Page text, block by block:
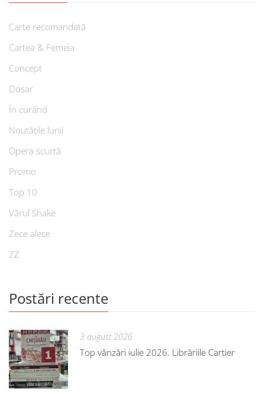
Carte recomandată
Cartea & Femeia
Concept
Dosar
În curând
Noutățile lunii
Opera scurtă
Promo
Top 10
Vărul Shake
Zece alese
ZZ
Postări recente
3 august 2026
Top vânzări iulie 2026. Librăriile Cartier